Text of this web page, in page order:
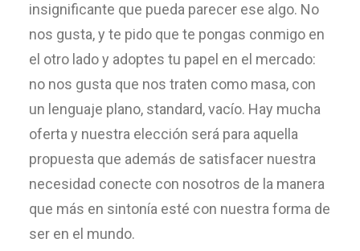
insignificante que pueda parecer ese algo. No
nos gusta, y te pido que te pongas conmigo en
el otro lado y adoptes tu papel en el mercado:
no nos gusta que nos traten como masa, con
un lenguaje plano, standard, vacío. Hay mucha
oferta y nuestra elección será para aquella
propuesta que además de satisfacer nuestra
necesidad conecte con nosotros de la manera
que más en sintonía esté con nuestra forma de
ser en el mundo.